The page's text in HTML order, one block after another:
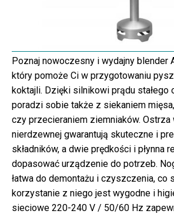
Poznaj nowoczesny i wydajny blender
który pomoże Ci w przygotowaniu
koktajli. Dzięki silnikowi prądu stałego
poradzi sobie także z siekaniem
czy przecieraniem ziemniaków.
nierdzewnej gwarantują skuteczne i
składników, a dwie prędkości i płynna
dopasować urządzenie do potrzeb.
łatwa do demontażu i czyszczenia, co
korzystanie z niego jest wygodne i
sieciowe 220-240 V / 50/60 Hz